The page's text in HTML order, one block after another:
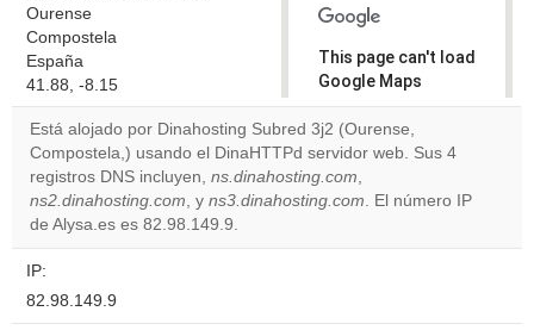
Ourense
Compostela
España
41.88, -8.15
This page can't load
Google Maps
correctly.
Do you
own this
website?
Está alojado por Dinahosting Subred 3j2 (Ourense,
Compostela,) usando el DinaHTTPd servidor web. Sus 4
registros DNS incluyen, ns.dinahosting.com,
ns2.dinahosting.com, y ns3.dinahosting.com. El número IP
de Alysa.es es 82.98.149.9.
IP:
82.98.149.9